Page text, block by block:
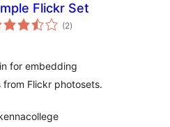
Flickr Set
(2puntuacions
totals
)
for embedding
from Flickr photosets.